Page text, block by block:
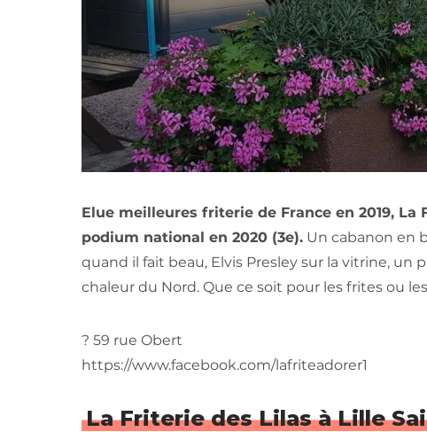
Elue meilleures friterie de France en 2019,
podium national en 2020 (3e). Un cabanon en
quand il fait beau, Elvis Presley sur la vitrine, un
chaleur du Nord. Que ce soit pour les frites ou
? 59 rue Obert
https://www.facebook.com/lafriteadorer1
La Friterie des Lilas à Lille